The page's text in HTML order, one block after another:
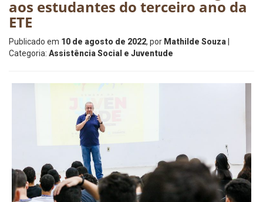
aos estudantes do terceiro ano da
ETE
Publicado em 10 de agosto de 2022, por Mathilde Souza
Categoria: Assistência Social e Juventude